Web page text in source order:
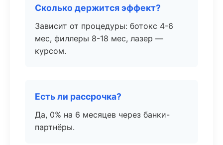
Сколько держится эффект?
Зависит от процедуры: ботокс 4-6
мес, филлеры 8-18 мес, лазер —
курсом.
Есть ли рассрочка?
Да, 0% на 6 месяцев через банки-
партнёры.